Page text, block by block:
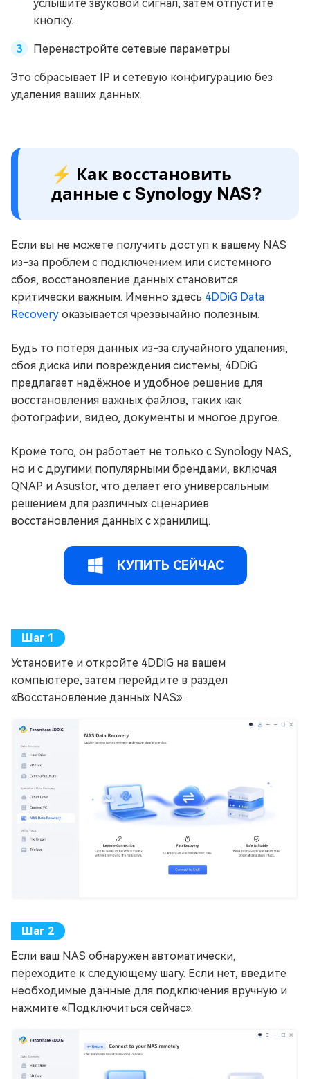
услышите звуковой сигнал, затем отпустите
кнопку.
Перенастройте сетевые параметры
Это сбрасывает IP и сетевую конфигурацию без
удаления ваших данных.
⚡ Как восстановить
данные с Synology NAS?
Если вы не можете получить доступ к вашему NAS
из-за проблем с подключением или системного
сбоя, восстановление данных становится
критически важным. Именно здесь 4DDiG Data
Recovery оказывается чрезвычайно полезным.
Будь то потеря данных из-за случайного удаления,
сбоя диска или повреждения системы, 4DDiG
предлагает надёжное и удобное решение для
восстановления важных файлов, таких как
фотографии, видео, документы и многое другое.
Кроме того, он работает не только с Synology NAS,
но и с другими популярными брендами, включая
QNAP и Asustor, что делает его универсальным
решением для различных сценариев
восстановления данных с хранилищ.
КУПИТЬ СЕЙЧАС
Установите и откройте 4DDiG на вашем
компьютере, затем перейдите в раздел
«Восстановление данных NAS».
Если ваш NAS обнаружен автоматически,
переходите к следующему шагу. Если нет, введите
необходимые данные для подключения вручную и
нажмите «Подключиться сейчас».